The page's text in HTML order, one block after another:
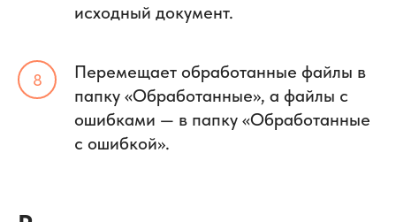
исходный документ.
Перемещает обработанные файлы в
папку «Обработанные», а файлы с
ошибками — в папку «Обработанные
с ошибкой».